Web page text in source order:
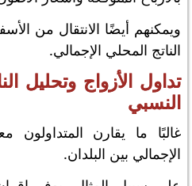
ويمكنهم أيضًا الانتقال من
الناتج المحلي الإجمالي.
تداول الأزواج وتحليل
النسبي
غالبًا ما يقارن المتداولون
الإجمالي بين البلدان.